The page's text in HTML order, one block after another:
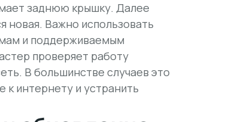
заднюю крышку. Далее
новая. Важно использовать
и поддерживаемым
проверяет работу
В большинстве случаев это
к интернету и устранить